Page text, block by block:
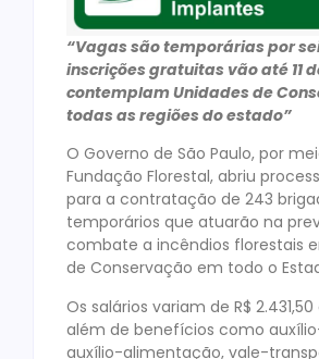
“Vagas são temporárias por
inscrições gratuitas vão até 11
contemplam Unidades de
todas as regiões do estado”
O Governo de São Paulo, por
Fundação Florestal, abriu
para a contratação de 243
temporários que atuarão na
combate a incêndios florestais
de Conservação em todo o
Os salários variam de R$ 2.431,50
além de benefícios como
auxílio-alimentação, vale-